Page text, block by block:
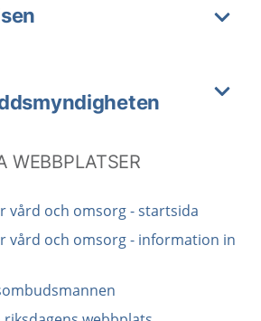
WEBBPLATSER
vård och omsorg - startsida
vård och omsorg - information in